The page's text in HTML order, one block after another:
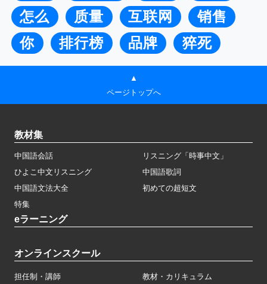
怎么
质量 互联网
销售
你
排行榜 品牌 猝死
▲
ページトップへ
教材集
中国語会話
リスニング「時事中文」
ひよこ中文リスニング
中国語歌詞
中国語文法大全
初めての超短文
特集
eラーニング
オンラインスクール
担任制・講師 教材・カリキュラム